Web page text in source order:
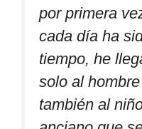
por primera
cada día ha
tiempo, he
solo al
también al